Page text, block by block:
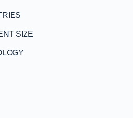
SIZE